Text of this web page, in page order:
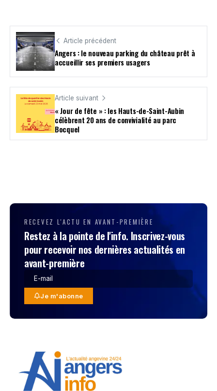
Article précédent
Angers : le nouveau parking du château prêt à
accueillir ses premiers usagers
Article suivant
« Jour de fête » : les Hauts-de-Saint-Aubin
célèbrent 20 ans de convivialité au parc
Bocquel
RECEVEZ L'ACTU EN AVANT-PREMIÈRE
Restez à la pointe de l'info. Inscrivez-vous
pour recevoir nos dernières actualités en
avant-première
Je m'abonne